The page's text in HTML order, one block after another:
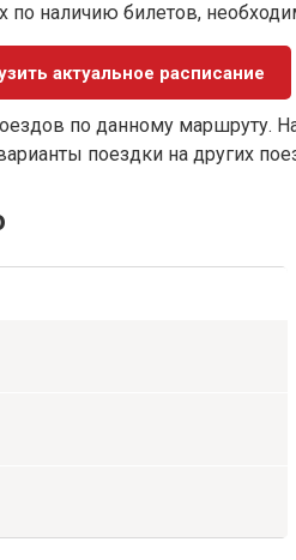
по наличию билетов,
актуальное расписание
по данному маршруту.
поездки на других